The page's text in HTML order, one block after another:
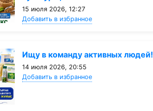
15 июля 2026, 12:27
Добавить в избранное
Ищу в команду активных людей!
14 июля 2026, 20:55
Добавить в избранное